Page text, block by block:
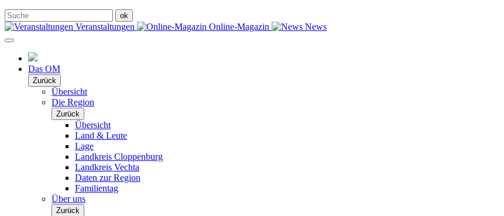
Veranstaltungen Online-Magazin News
Das OM
Zurück
Übersicht
Die Region
Zurück
Übersicht
Land & Leute
Lage
Landkreis Cloppenburg
Landkreis Vechta
Daten zur Region
Familientag
Über uns
Zurück